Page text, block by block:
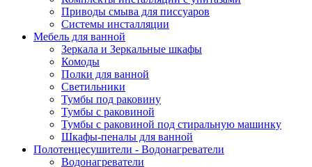
Приводы смыва для писсуаров
Системы инсталляции
Мебель для ванной
Зеркала и Зеркальные шкафы
Комоды
Полки для ванной
Светильники
Тумбы под раковину
Тумбы с раковиной
Тумбы с раковиной под стиральную машинку
Шкафы-пеналы для ванной
Полотенцесушители - Водонагреватели
Водонагреватели